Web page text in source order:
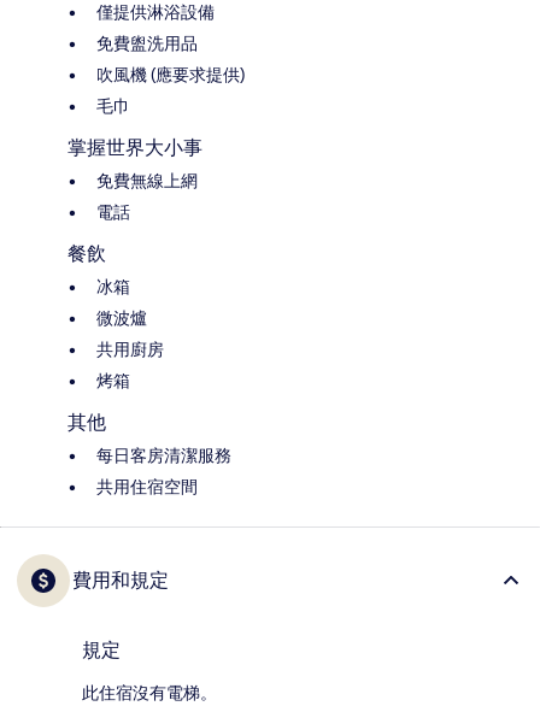
僅提供淋浴設備
免費盥洗用品
吹風機 (應要求提供)
毛巾
掌握世界大小事
免費無線上網
電話
餐飲
冰箱
微波爐
共用廚房
烤箱
其他
每日客房清潔服務
共用住宿空間
費用和規定
規定
此住宿沒有電梯。